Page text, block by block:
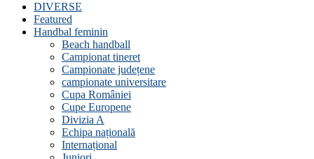
DIVERSE
Featured
Handbal feminin
Beach handball
Campionat tineret
Campionate județene
campionate universitare
Cupa României
Cupe Europene
Divizia A
Echipa națională
Internațional